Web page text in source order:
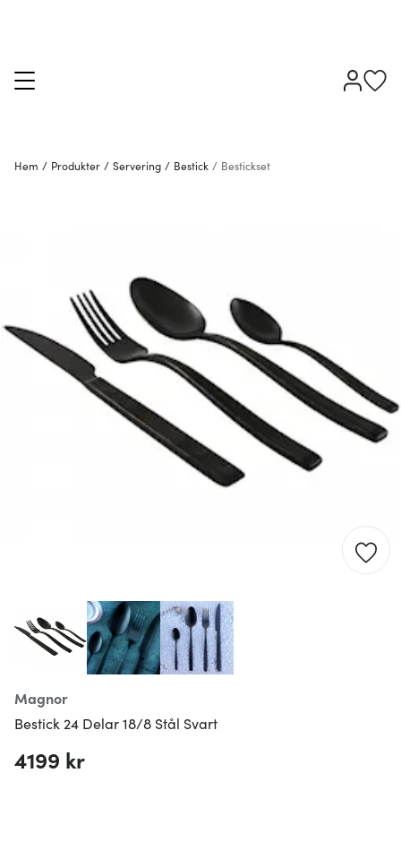
Hem / Produkter / Servering / Bestick / Bestickset
Magnor
Bestick 24 Delar 18/8 Stål Svart
4199 kr